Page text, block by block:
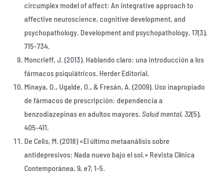
circumplex model of affect: An integrative approach to
affective neuroscience, cognitive development, and
psychopathology. Development and psychopathology, 17(3),
715-734.
Moncrieff, J. (2013). Hablando claro: una introducción a los
fármacos psiquiátricos. Herder Editorial.
Minaya, O., Ugalde, O., & Fresán, A. (2009). Uso inapropiado
de fármacos de prescripción: dependencia a
benzodiazepinas en adultos mayores. Salud mental, 32(5),
405-411.
De Celis, M. (2018) «El último metaanálisis sobre
antidepresivos: Nada nuevo bajo el sol.» Revista Clínica
Contemporánea, 9, e7, 1-5.